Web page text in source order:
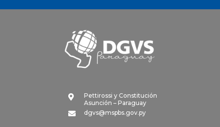

Pettirossi y Constitución
Asunción – Paraguay

dgvs@mspbs.gov.py